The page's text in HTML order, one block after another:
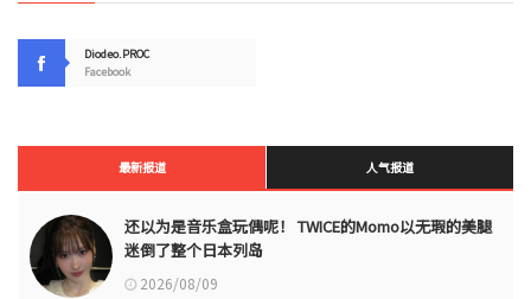
Diodeo.PROC
Facebook
最新报道 人气报道
还以为是音乐盒玩偶呢！ TWICE的Momo以无瑕的美腿
迷倒了整个日本列岛
2026/08/09